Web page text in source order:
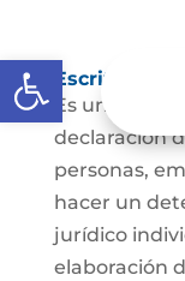
Abrir barra de
Escritura
Es un
declaración
personas,
hacer un
jurídico
elaboración